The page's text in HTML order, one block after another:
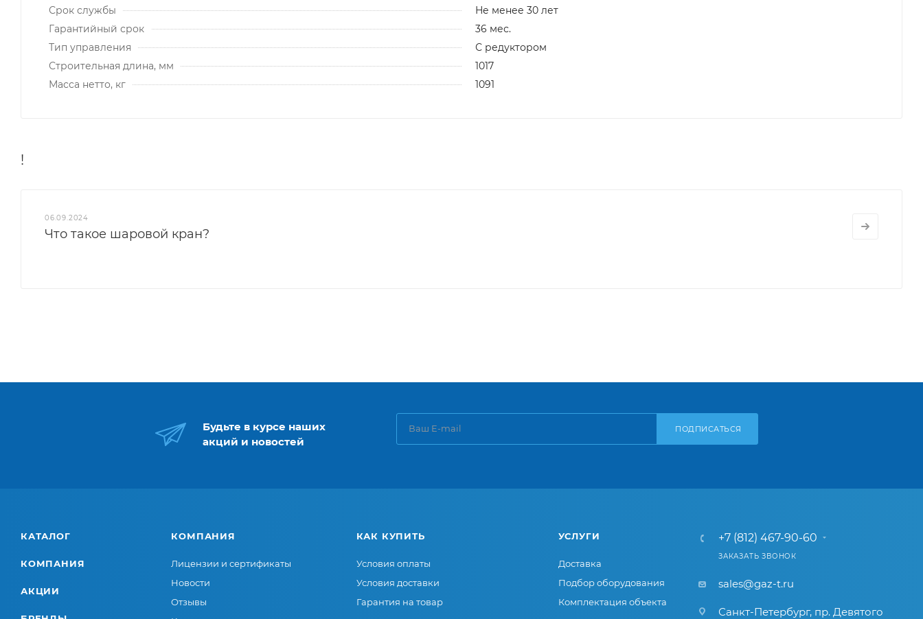
Срок службы
Не менее 30 лет
Гарантийный срок
36 мес.
Тип управления
С редуктором
Строительная длина, мм
1017
Масса нетто, кг
1091
!
06.09.2024
Что такое шаровой кран?
Будьте в курсе наших
акций и новостей
ПОДПИСАТЬСЯ
КАТАЛОГ
КОМПАНИЯ
АКЦИИ
КОМПАНИЯ
Лицензии и сертификаты
Новости
Отзывы
КАК КУПИТЬ
Условия оплаты
Условия доставки
Гарантия на товар
УСЛУГИ
Доставка
Подбор оборудования
Комплектация объекта
+7 (812) 467-90-60
ЗАКАЗАТЬ ЗВОНОК
sales@gaz-t.ru
Санкт-Петербург, пр. Девятого